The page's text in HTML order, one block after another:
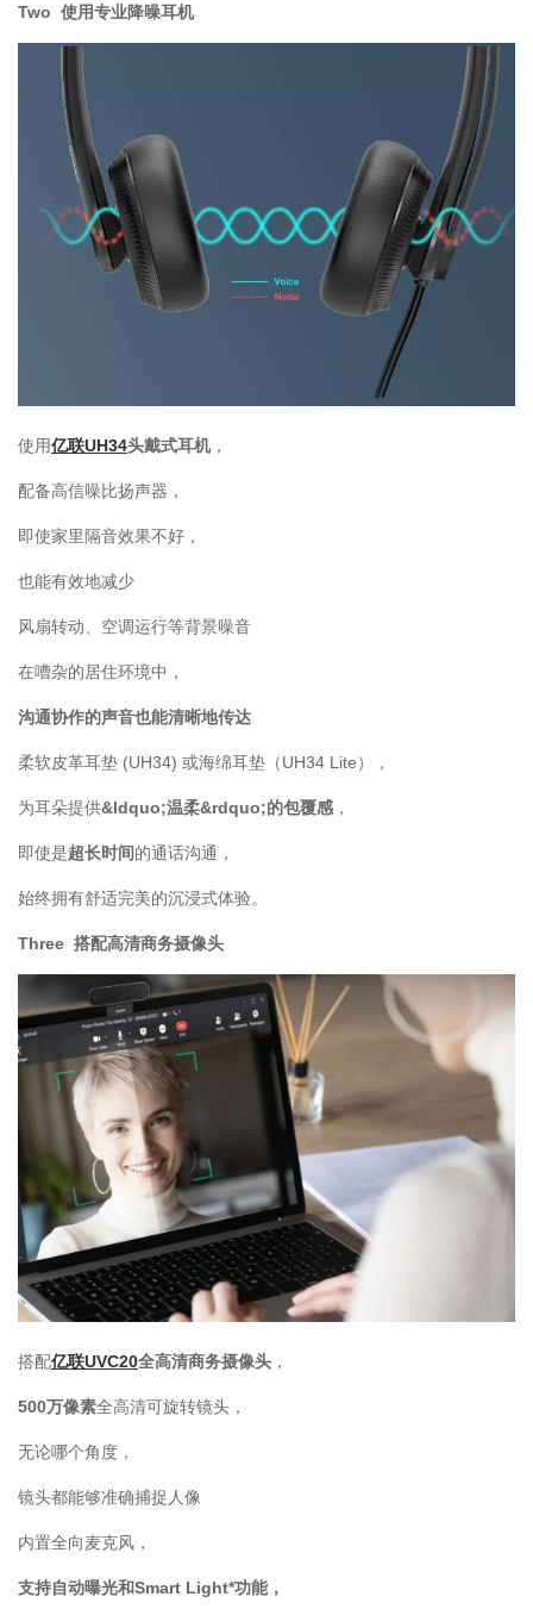
Two 使用专业降噪耳机
使用亿联UH34头戴式耳机，
配备高信噪比扬声器，
即使家里隔音效果不好，
也能有效地减少
风扇转动、空调运行等背景噪音
在嘈杂的居住环境中，
沟通协作的声音也能清晰地传达
柔软皮革耳垫 (UH34) 或海绵耳垫（UH34 Lite），
为耳朵提供&ldquo;温柔&rdquo;的包覆感 ，
即使是超长时间的通话沟通，
始终拥有舒适完美的沉浸式体验。
Three 搭配高清商务摄像头
搭配亿联UVC20全高清商务摄像头 ，
500万像素全高清可旋转镜头，
无论哪个角度，
镜头都能够准确捕捉人像
内置全向麦克风，
支持自动曝光和Smart Light*功能，